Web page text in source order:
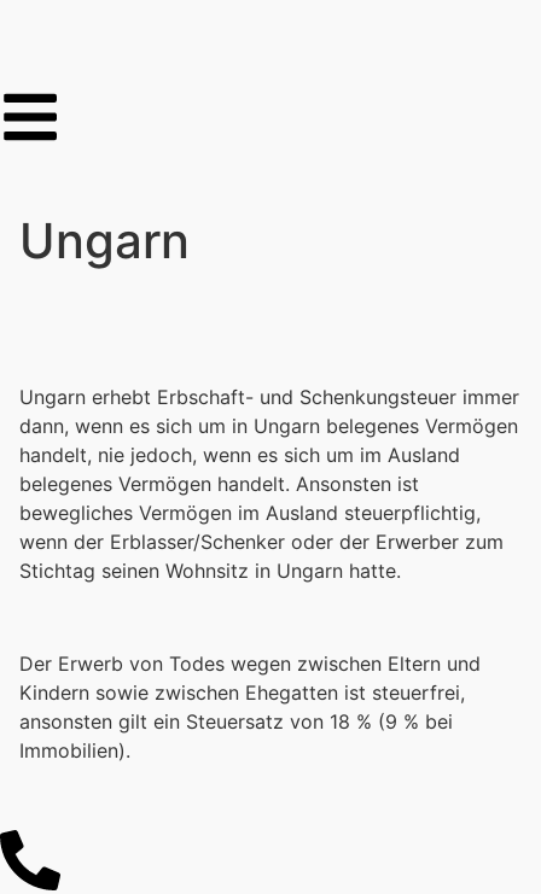
Ungarn
Ungarn erhebt Erbschaft- und Schenkungsteuer immer
dann, wenn es sich um in Ungarn belegenes Vermögen
handelt, nie jedoch, wenn es sich um im Ausland
belegenes Vermögen handelt. Ansonsten ist
bewegliches Vermögen im Ausland steuerpflichtig,
wenn der Erblasser/Schenker oder der Erwerber zum
Stichtag seinen Wohnsitz in Ungarn hatte.
Der Erwerb von Todes wegen zwischen Eltern und
Kindern sowie zwischen Ehegatten ist steuerfrei,
ansonsten gilt ein Steuersatz von 18 % (9 % bei
Immobilien).